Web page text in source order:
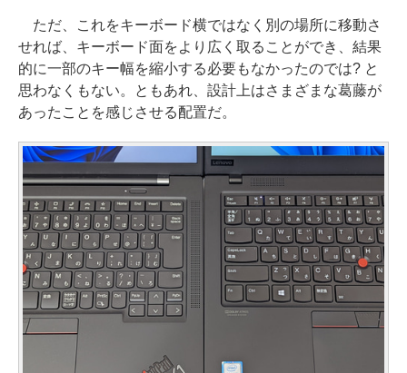
ただ、これをキーボード横ではなく別の場所に移動さ
せれば、キーボード面をより広く取ることができ、結果
的に一部のキー幅を縮小する必要もなかったのでは? と
思わなくもない。ともあれ、設計上はさまざまな葛藤が
あったことを感じさせる配置だ。